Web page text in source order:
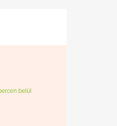
belül